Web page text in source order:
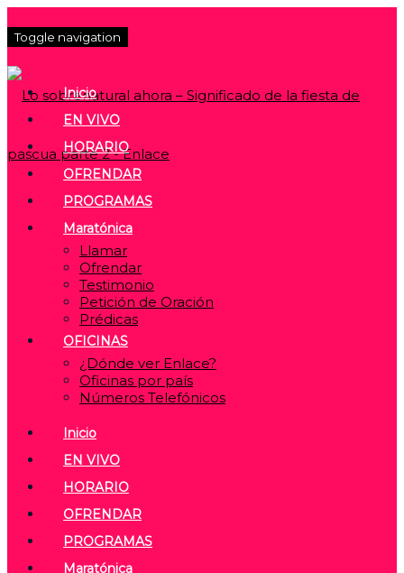
Toggle navigation
Inicio
EN VIVO
HORARIO
OFRENDAR
PROGRAMAS
Maratónica
Llamar
Ofrendar
Testimonio
Petición de Oración
Prédicas
OFICINAS
¿Dónde ver Enlace?
Oficinas por país
Números Telefónicos
Inicio
EN VIVO
HORARIO
OFRENDAR
PROGRAMAS
Maratónica